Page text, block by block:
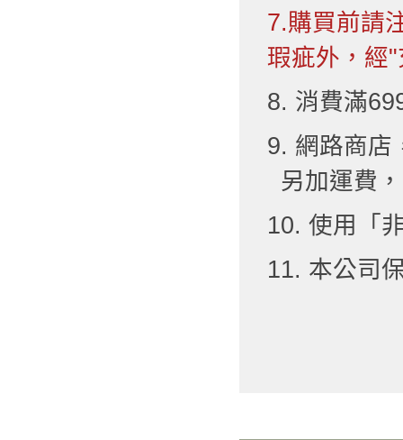
7.購買前請
瑕疵外，經
8. 消費滿
9. 網路商店
另加運費
10. 使用「
11. 本公司